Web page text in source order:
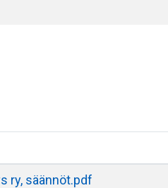
ry, säännöt.pdf